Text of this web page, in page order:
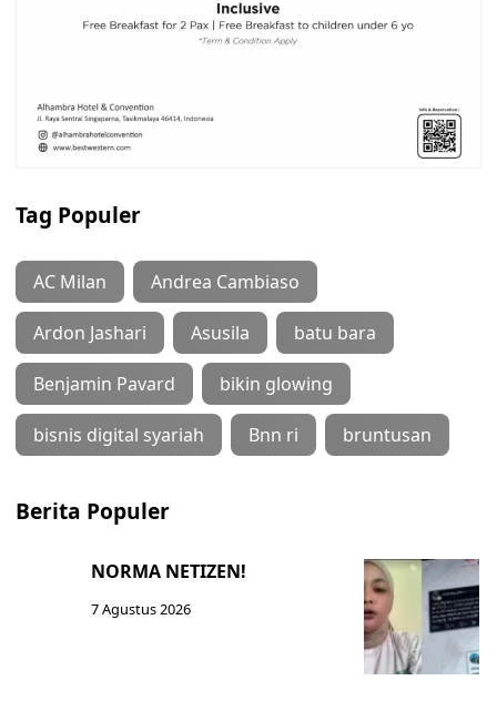
Tag Populer
AC Milan Andrea Cambiaso
Ardon Jashari Asusila batu bara
Benjamin Pavard bikin glowing
bisnis digital syariah Bnn ri bruntusan
Berita Populer
NORMA NETIZEN!
7 Agustus 2026